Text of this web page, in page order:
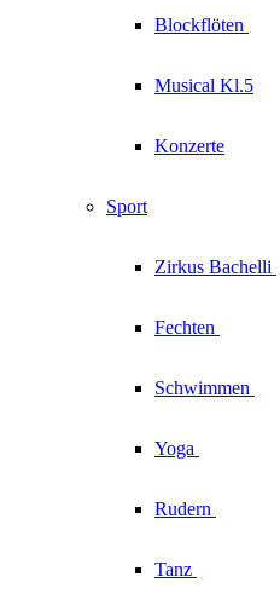
Blockflöten
Musical Kl.5
Konzerte
Sport
Zirkus Bachelli
Fechten
Schwimmen
Yoga
Rudern
Tanz